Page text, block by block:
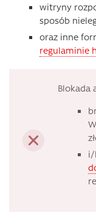
witryny
sposób
oraz inne
regulaminie
Blokada
i/